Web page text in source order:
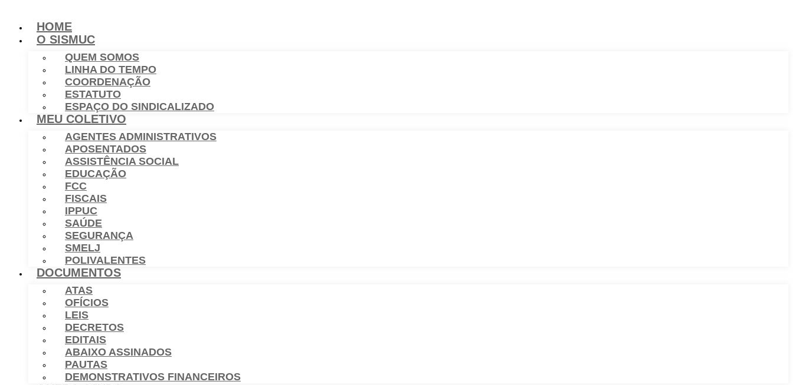
HOME
O SISMUC
QUEM SOMOS
LINHA DO TEMPO
COORDENAÇÃO
ESTATUTO
ESPAÇO DO SINDICALIZADO
MEU COLETIVO
AGENTES ADMINISTRATIVOS
APOSENTADOS
ASSISTÊNCIA SOCIAL
EDUCAÇÃO
FCC
FISCAIS
IPPUC
SAÚDE
SEGURANÇA
SMELJ
POLIVALENTES
DOCUMENTOS
ATAS
OFÍCIOS
LEIS
DECRETOS
EDITAIS
ABAIXO ASSINADOS
PAUTAS
DEMONSTRATIVOS FINANCEIROS